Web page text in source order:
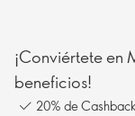
¡Conviértete en
beneficios!
20% de